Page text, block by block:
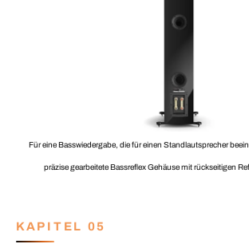
Für eine Basswiedergabe, die für einen Standlautsprecher
präzise gearbeitete Bassreflex Gehäuse mit rückseitigen
KAPITEL 05